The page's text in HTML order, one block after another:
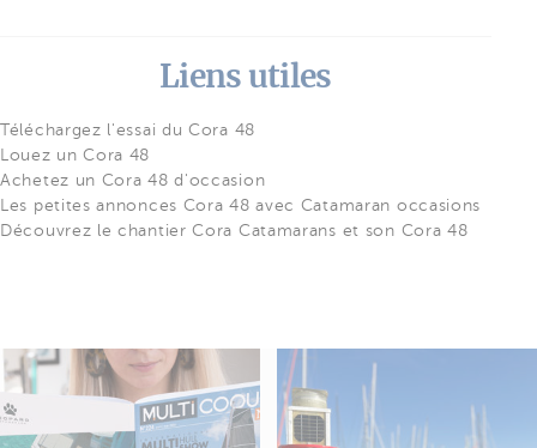
Liens utiles
Téléchargez l'essai du Cora 48
Louez un Cora 48
Achetez un Cora 48 d'occasion
Les petites annonces Cora 48 avec Catamaran occasions
Découvrez le chantier Cora Catamarans et son Cora 48